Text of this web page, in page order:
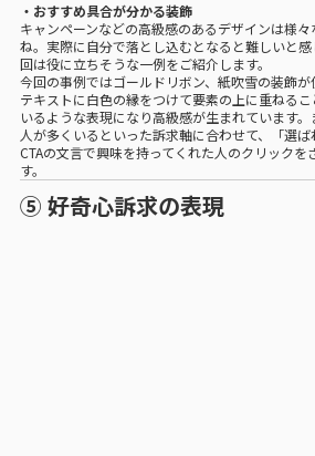
・おすすめ具合が分かる装飾
キャンペーンなどの高級感のあるデザインは様
ね。実際に自分で落とし込むとなると難しいと
回は役に立ちそうな一例をご紹介します。
今回の事例ではゴールドリボン、紙吹雪の装飾
テキストに白色の縁をつけて要素の上に重ねる
いるような表現になり高級感が生まれています。
人が多くいるといった訴求軸に合わせて、「選
CTAの文言で興味を持ってくれた人のクリックを
す。
⑤ 好奇心訴求の表現